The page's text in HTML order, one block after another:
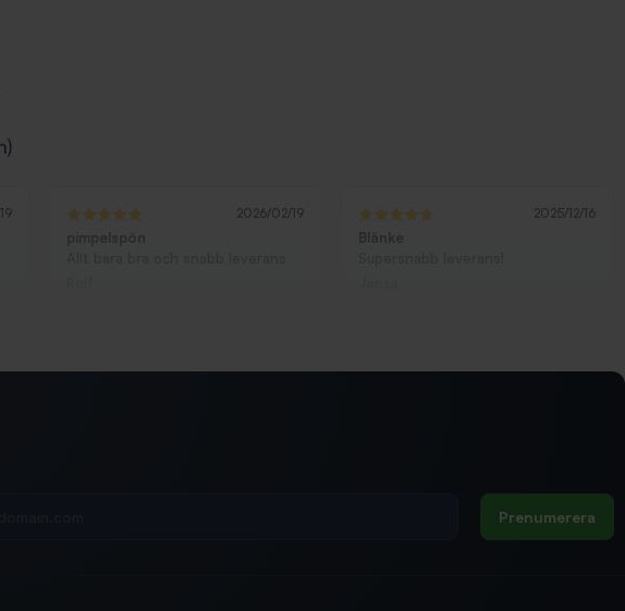
2026/02/19
pimpelspön
2025/12/16
Blänke
Prenumerera